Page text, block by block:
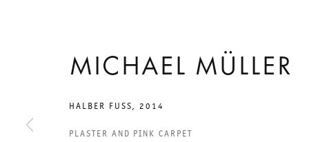
CHARLOTTENSTRASSE
MICHAEL MÜLLER
HALBER FUSS , 2014
PLASTER AND PINK CARPET